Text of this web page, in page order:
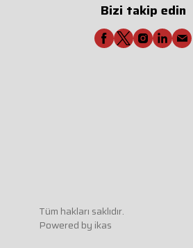
Bizi takip edin
Tüm hakları saklıdır.
Powered by ikas